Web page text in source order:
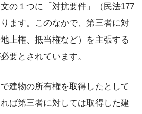
の１つに「対抗要件」（民法177
ます。このなかで、第三者に対
上権、抵当権など）を主張する
要とされています。
建物の所有権を取得したとして
ば第三者に対しては取得した建